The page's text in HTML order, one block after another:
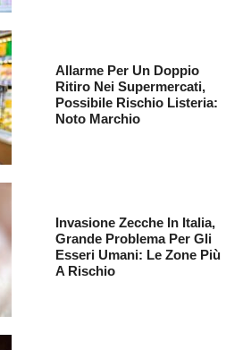
Allarme Per Un Doppio
Ritiro Nei Supermercati,
Possibile Rischio Listeria:
Noto Marchio
Invasione Zecche In Italia,
Grande Problema Per Gli
Esseri Umani: Le Zone Più
A Rischio